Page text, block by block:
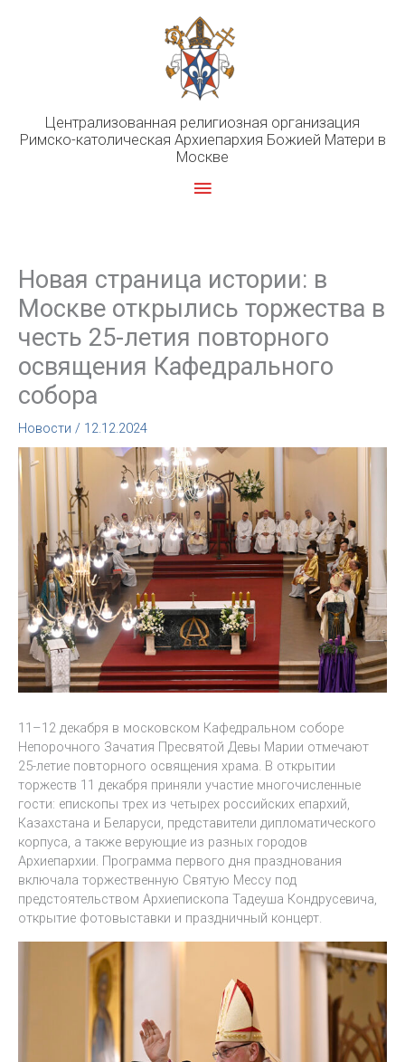
Централизованная религиозная организация
Римско-католическая Архиепархия Божией Матери в
Москве
Главное
Новая страница истории: в
Москве открылись торжества в
честь 25-летия повторного
освящения Кафедрального
собора
Новости / 12.12.2024
11–12 декабря в московском Кафедральном соборе
Непорочного Зачатия Пресвятой Девы Марии отмечают
25-летие повторного освящения храма. В открытии
торжеств 11 декабря приняли участие многочисленные
гости: епископы трех из четырех российских епархий,
Казахстана и Беларуси, представители дипломатического
корпуса, а также верующие из разных городов
Архиепархии. Программа первого дня празднования
включала торжественную Святую Мессу под
предстоятельством Архиепископа Тадеуша Кондрусевича,
открытие фотовыставки и праздничный концерт.